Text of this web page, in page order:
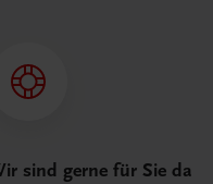
sind gerne für Sie da